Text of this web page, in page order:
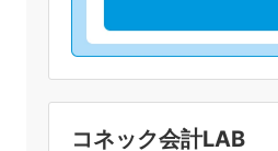
コネック会計LAB